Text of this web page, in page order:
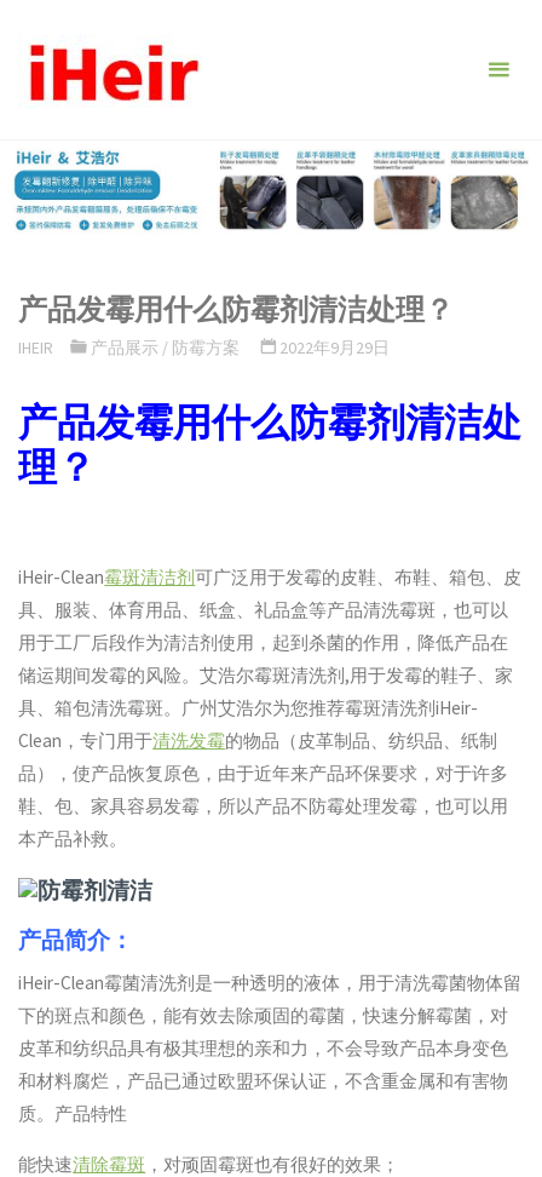
容。
产品发霉用什么防霉剂清洁处理？
IHEIR 产品展示 / 防霉方案 2022年9月29日
产品发霉用什么防霉剂清洁处
理？
iHeir-Clean霉斑清洁剂可广泛用于发霉的皮鞋、布鞋、箱包、皮
具、服装、体育用品、纸盒、礼品盒等产品清洗霉斑，也可以
用于工厂后段作为清洁剂使用，起到杀菌的作用，降低产品在
储运期间发霉的风险。艾浩尔霉斑清洗剂,用于发霉的鞋子、家
具、箱包清洗霉斑。广州艾浩尔为您推荐霉斑清洗剂iHeir-
Clean，专门用于清洗发霉的物品（皮革制品、纺织品、纸制
品），使产品恢复原色，由于近年来产品环保要求，对于许多
鞋、包、家具容易发霉，所以产品不防霉处理发霉，也可以用
本产品补救。
产品简介：
iHeir-Clean霉菌清洗剂是一种透明的液体，用于清洗霉菌物体留
下的斑点和颜色，能有效去除顽固的霉菌，快速分解霉菌，对
皮革和纺织品具有极其理想的亲和力，不会导致产品本身变色
和材料腐烂，产品已通过欧盟环保认证，不含重金属和有害物
质。产品特性
能快速清除霉斑 ，对顽固霉斑也有很好的效果；